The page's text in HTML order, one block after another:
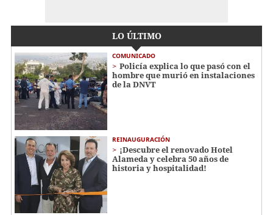
LO ÚLTIMO
COMUNICADO
Policía explica lo que pasó con el
hombre que murió en instalaciones
de la DNVT
REINAUGURACIÓN
¡Descubre el renovado Hotel
Alameda y celebra 50 años de
historia y hospitalidad!